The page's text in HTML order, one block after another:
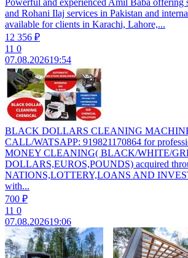
Powerful and experienced Amil Baba offering
and Rohani Ilaj services in Pakistan and
available for clients in Karachi, Lahore,...
12 356 ₽
11 0
07.08.202619:54
BLACK DOLLARS CLEANING
CALL/WATSAPP: 919821170864 for
MONEY CLEANING( BLACK/WHITE/
DOLLARS,EUROS,POUNDS) acquired
NATIONS,LOTTERY,LOANS AND
with...
700 ₽
11 0
07.08.202619:06